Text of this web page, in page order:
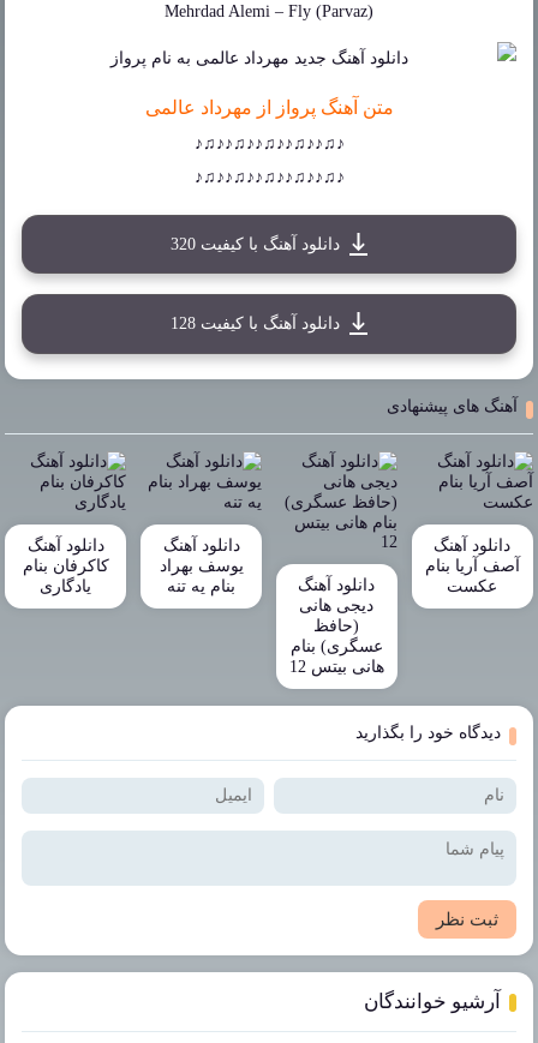
Mehrdad Alemi – Fly (Parvaz)
متن آهنگ پرواز از مهرداد عالمی
♪♫♪♪♫♪♪♫♪♪♫♪♪♫♪
♪♫♪♪♫♪♪♫♪♪♫♪♪♫♪
دانلود آهنگ با کیفیت 320
دانلود آهنگ با کیفیت 128
آهنگ های پیشنهادی
دانلود آهنگ
آصف آریا بنام
عکست
دانلود آهنگ
دیجی هانی
(حافظ
عسگری) بنام
هانی بیتس 12
دانلود آهنگ
یوسف بهراد
بنام یه تنه
دانلود آهنگ
کاکرفان بنام
یادگاری
دیدگاه خود را بگذارید
ثبت نظر
آرشیو خوانندگان